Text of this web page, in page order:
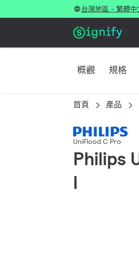
台灣地區 - 繁體中
概觀 規格
首頁 產品
UniFlood C Pro
Philips
I